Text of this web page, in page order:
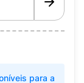
para a